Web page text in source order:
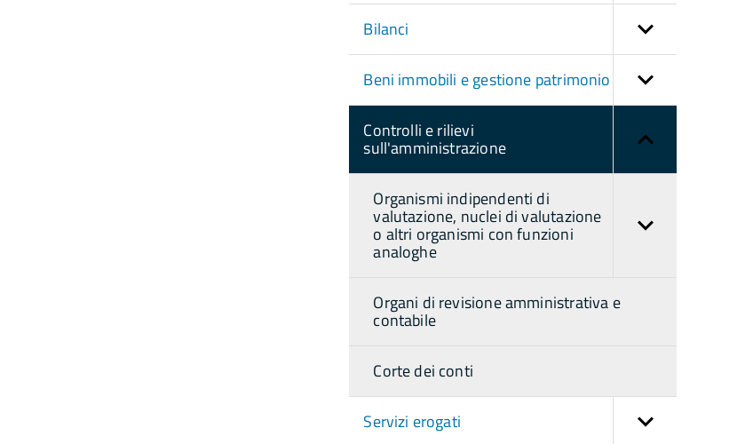
Bilanci
Beni immobili e gestione patrimonio
Controlli e rilievi
sull'amministrazione
Organismi indipendenti di
valutazione, nuclei di valutazione
o altri organismi con funzioni
analoghe
Organi di revisione amministrativa e
contabile
Corte dei conti
Servizi erogati